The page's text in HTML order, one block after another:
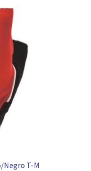
Negro T-M